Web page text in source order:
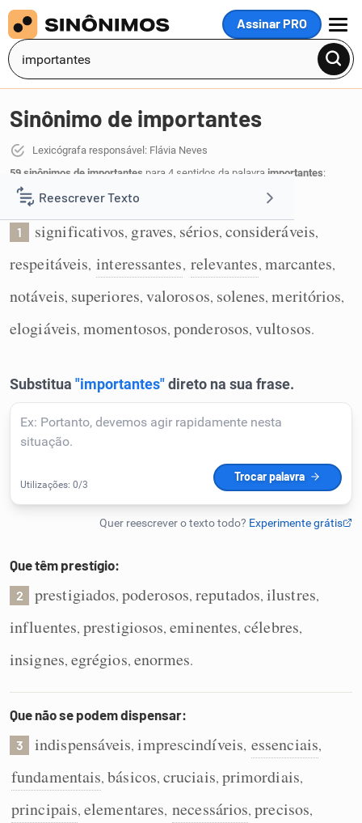
Assinar PRO
MENU
Reescrever Texto
Resumir Texto
Corrigir Texto
Detector de IA
Humanizador de IA
Caça-palavras
Sinônimos
Sinônimo de importantes
Lexicógrafa responsável: Flávia Neves
59 sinônimos de importantes para 4 sentidos da palavra importantes:
Que têm importância:
1 significativos, graves, sérios, consideráveis,
respeitáveis, interessantes, relevantes, marcantes,
notáveis, superiores, valorosos, solenes,meritórios,
elogiáveis, momentosos, ponderosos, vultosos.
Que têm prestígio:
2 prestigiados,poderosos,reputados,ilustres,
influentes, prestigiosos,eminentes,célebres,
insignes, egrégios, enormes.
Que não se podem dispensar:
3 indispensáveis,imprescindíveis, essenciais,
fundamentais,básicos, cruciais, primordiais,
principais, elementares, necessários,precisos,